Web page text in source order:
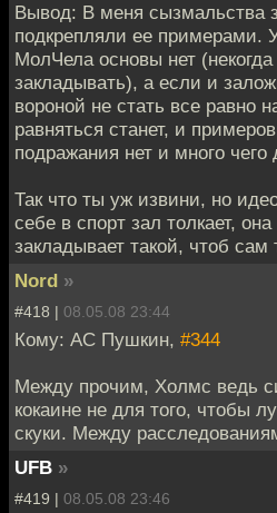
Вывод: В меня сызмальства
подкрепляли ее примерами.
МолЧела основы нет
закладывать), а если и
вороной не стать все равно
равняться станет, и
подражания нет и много чего
Так что ты уж извини, но
себе в спорт зал толкает,
закладывает такой, чтоб сам
Nord »
#418 | 08.05.08 23:44
Кому: АС Пушкин, #344
Между прочим, Холмс ведь
кокаине не для того, чтобы
скуки. Между
UFB »
#419 | 08.05.08 23:46